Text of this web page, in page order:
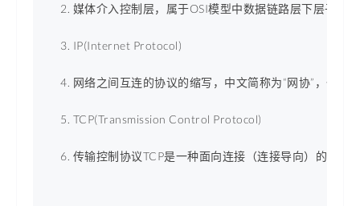
媒体介入控制层，属于OSI模型中数据链路层下层子层
IP(Internet Protocol)
网络之间互连的协议的缩写，中文简称为“网协”，也
TCP(Transmission Control Protocol)
传输控制协议TCP是一种面向连接（连接导向）的、